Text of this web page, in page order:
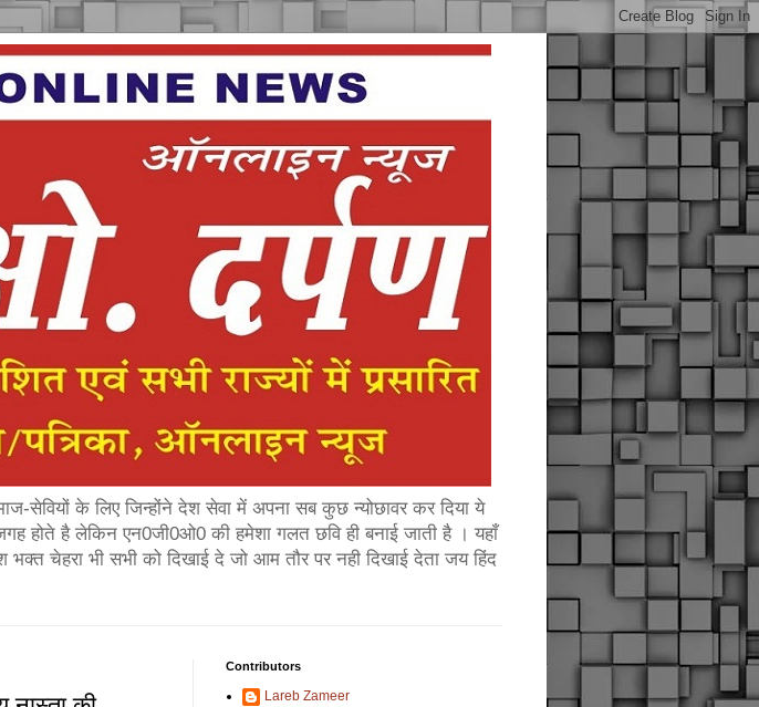
सेवियों के लिए जिन्होंने देश सेवा में अपना सब कुछ न्योछावर कर दिया ये
होते है लेकिन एन0जी0ओ0 की हमेशा गलत छवि ही बनाई जाती है । यहाँ
चेहरा भी सभी को दिखाई दे जो आम तौर पर नही दिखाई देता जय हिंद
Contributors
Lareb Zameer